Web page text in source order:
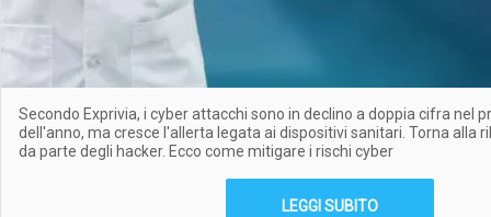
Secondo Exprivia, i cyber attacchi sono in declino a doppia cifra nel
dell'anno, ma cresce l'allerta legata ai dispositivi sanitari. Torna alla
da parte degli hacker. Ecco come mitigare i rischi cyber
LEGGI SUBITO